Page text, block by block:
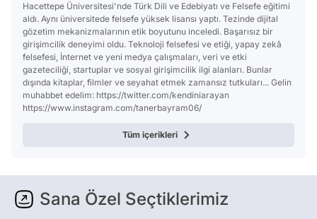
Hacettepe Üniversitesi'nde Türk Dili ve Edebiyatı ve Felsefe eğitimi
aldı. Aynı üniversitede felsefe yüksek lisansı yaptı. Tezinde dijital
gözetim mekanizmalarının etik boyutunu inceledi. Başarısız bir
girişimcilik deneyimi oldu. Teknoloji felsefesi ve etiği, yapay zekâ
felsefesi, İnternet ve yeni medya çalışmaları, veri ve etki
gazeteciliği, startuplar ve sosyal girişimcilik ilgi alanları. Bunlar
dışında kitaplar, filmler ve seyahat etmek zamansız tutkuları... Gelin
muhabbet edelim: https://twitter.com/kendiniarayan
https://www.instagram.com/tanerbayram06/
Tüm içerikleri
Sana Özel Seçtiklerimiz